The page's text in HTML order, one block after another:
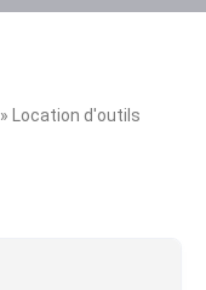
» Location d'outils